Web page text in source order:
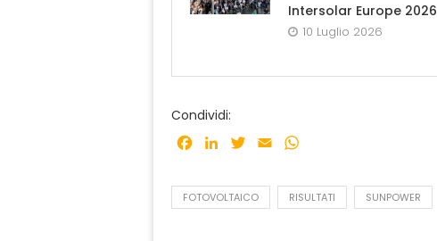
Intersolar Europe 2026
10 Luglio 2026
Condividi:
Facebook
LinkedInTwitter
Email
FOTOVOLTAICO RISULTATI SUNPOWER